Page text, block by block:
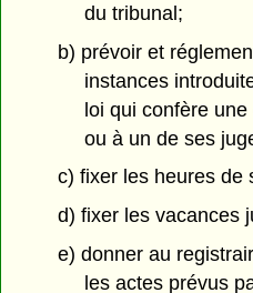
du tribunal;
b) prévoir et
instances
loi qui confère
ou à un de ses
c) fixer les heures de
d) fixer les vacances
e) donner au
les actes prévus